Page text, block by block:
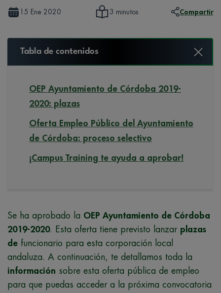
15 Ene 2020 3 minutos Compartir
Tabla de contenidos
OEP Ayuntamiento de Córdoba 2019-
2020: plazas
Oferta Empleo Público del Ayuntamiento
de Córdoba: proceso selectivo
¡Campus Training te ayuda a aprobar!
Se ha aprobado la OEP Ayuntamiento de Córdoba
2019-2020. Esta oferta tiene previsto lanzar plazas
de funcionario para esta corporación local
andaluza. A continuación, te detallamos toda la
información sobre esta oferta pública de empleo
para que puedas acceder a la próxima convocatoria